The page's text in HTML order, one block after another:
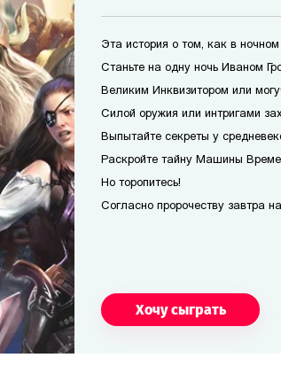
Эта история о том, как в
Станьте на одну ночь Иваном
Великим Инквизитором или
Силой оружия или интригами
Выпытайте секреты у
Раскройте тайну Машины
Но торопитесь!
Согласно пророчеству завтра
Хочу сыграть